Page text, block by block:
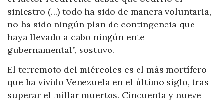
siniestro (…) todo ha sido de manera voluntaria,
no ha sido ningún plan de contingencia que
haya llevado a cabo ningún ente
gubernamental”, sostuvo.
El terremoto del miércoles es el más mortífero
que ha vivido Venezuela en el último siglo, tras
superar el millar muertos. Cincuenta y nueve